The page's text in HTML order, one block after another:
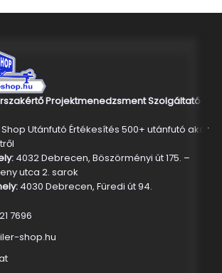
Projektmenedzsment Szolgáltató
Utánfutó Értékesítés 500+ utánfutó akár
4032 Debrecen, Böszörményi út 175. –
utca 2. sarok
4030 Debrecen, Füredi út 94.
7696
shop.hu